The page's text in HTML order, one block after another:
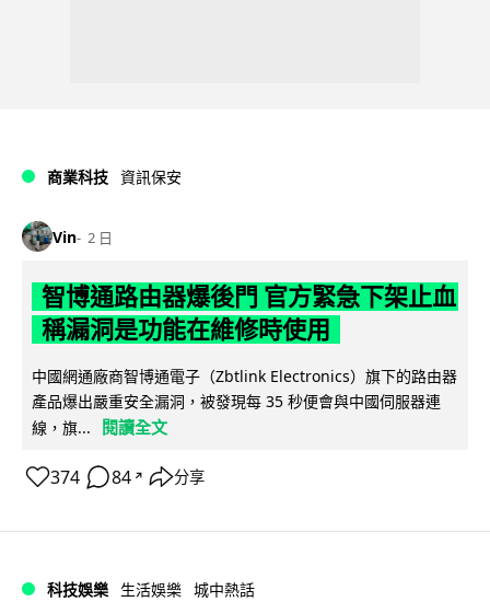
商業科技 資訊保安
Vin 2 日
智博通路由器爆後門 官方緊急下架止血
稱漏洞是功能在維修時使用
中國網通廠商智博通電子（Zbtlink Electronics）旗下的路由器
產品爆出嚴重安全漏洞，被發現每 35 秒便會與中國伺服器連
線，旗...
閱讀全文
374 84 ↗ 分享
科技娛樂 生活娛樂 城中熱話